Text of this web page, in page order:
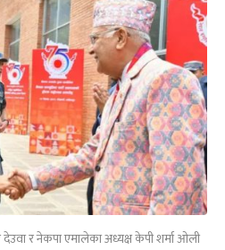
र नेकपा एमालेका अध्यक्ष केपी शर्मा ओली